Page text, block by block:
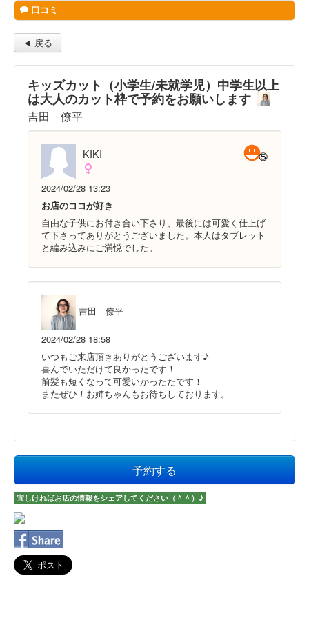
口コミ
◄ 戻る
キッズカット（小学生/未就学児）中学生以上
は大人のカット枠で予約をお願いします
吉田 僚平
KIKI
2024/02/28 13:23
お店のココが好き
自由な子供にお付き合い下さり、最後には可愛く仕上げ
て下さってありがとうございました。本人はタブレット
と編み込みにご満悦でした。
吉田 僚平
2024/02/28 18:58
いつもご来店頂きありがとうございます♪
喜んでいただけて良かったです！
前髪も短くなって可愛いかったたです！
またぜひ！お姉ちゃんもお待ちしております。
予約する
宜しければお店の情報をシェアしてください（＾＾）♪